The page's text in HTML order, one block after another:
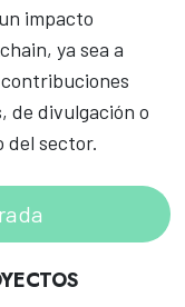
impacto
ya sea a
de divulgación o
del sector.